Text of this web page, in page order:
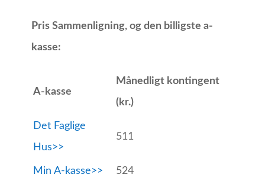
Pris Sammenligning, og den billigste a-
kasse:
A-kasse
Månedligt kontingent
(kr.)
Det Faglige
Hus>>
511
Min A-kasse>> 524